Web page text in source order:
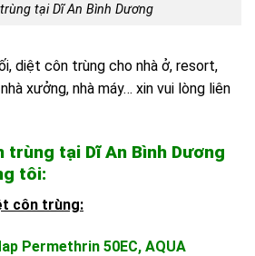
tại Dĩ An Bình Dương
diệt côn trùng cho nhà ở, resort,
xưởng, nhà máy… xin vui lòng liên
tại Dĩ An Bình Dương
tôi:
côn trùng:
Permethrin 50EC, AQUA